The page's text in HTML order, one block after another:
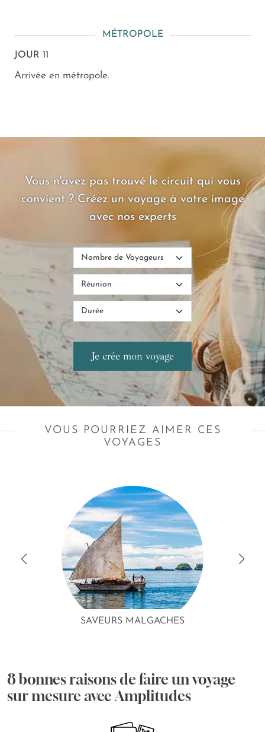
MÉTROPOLE
JOUR 11
Arrivée en métropole.
Vous n'avez pas trouvé le circuit qui vous
convient ? Créez un voyage à votre image
avec nos experts
VOUS POURRIEZ AIMER CES
VOYAGES
SAVEURS MALGACHES
8 bonnes raisons de faire un voyage
sur mesure avec Amplitudes